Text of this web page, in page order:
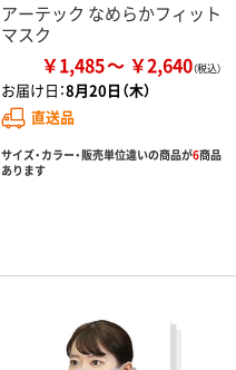
アーテック なめらかフィット
マスク
￥1,485 ￥2,640
お届け日：8月20日（木）
直送品
サイズ・カラー・販売単位違いの商品が6商品
あります